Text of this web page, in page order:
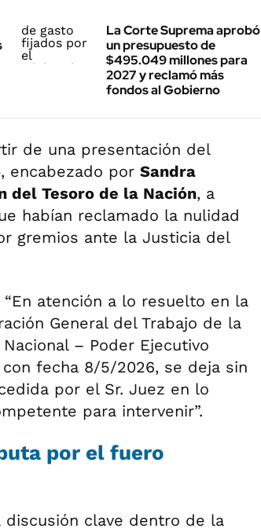
La Corte Suprema aprobó
un presupuesto de
$495.049 millones para
2027 y reclamó más
fondos al Gobierno
de una presentación del
, encabezado por Sandra
del Tesoro de la Nación, a
habían reclamado la nulidad
gremios ante la Justicia del
atención a lo resuelto en la
General del Trabajo de la
– Poder Ejecutivo
con fecha 8/5/2026, se deja sin
por el Sr. Juez en lo
para intervenir”.
por el fuero
discusión clave dentro de la